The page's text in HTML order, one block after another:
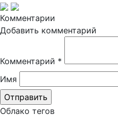
Комментарии
Добавить комментарий
Комментарий *
Имя
Облако тегов